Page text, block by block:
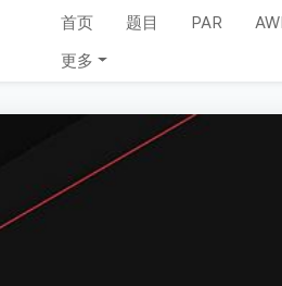
首页 题目 PAR
更多